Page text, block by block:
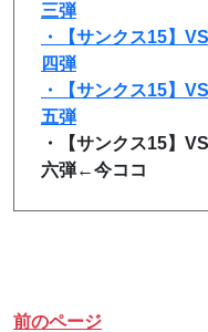
三弾
・【サンクス15】
四弾
・【サンクス15】
五弾
・【サンクス15】
六弾←今ココ
前のページ